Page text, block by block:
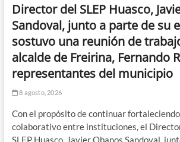
Director del SLEP Huasco,
Sandoval, junto a parte de su
sostuvo una reunión de
alcalde de Freirina, Fernando
representantes del municipio
8 agosto, 2026
Con el propósito de continuar
colaborativo entre instituciones, el
SLEP Huasco, Javier Obanos Sandoval,